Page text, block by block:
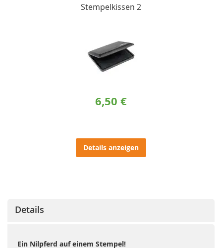
Stempelkissen 2
6,50 €
Details anzeigen
Details
Ein Nilpferd auf einem Stempel!